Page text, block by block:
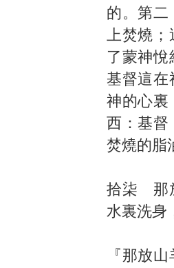
的。第二
上焚燒；
了蒙神
基督這在
神的心裏
西：基督
焚燒的脂
拾柒 那
水裏洗身
『那放